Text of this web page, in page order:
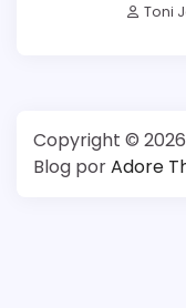
Toni
Copyright © 2026
Blog porAdore